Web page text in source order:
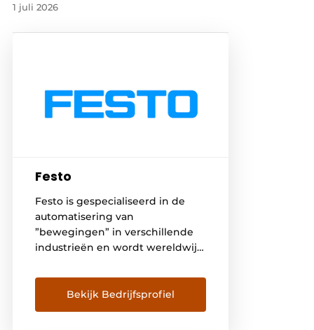
1 juli 2026
Festo
Festo is gespecialiseerd in de
automatisering van
”bewegingen” in verschillende
industrieën en wordt wereldwijd
Twaalf productiefaciliteiten
wereldwijd zorgen voor een
snelle en betrouwbare levering
Bekijk Bedrijfsprofiel